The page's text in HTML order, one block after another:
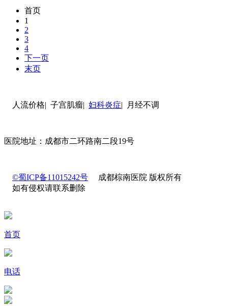
首页
1
2
3
4
下一页
末页
人流价格| 子宫肌瘤| 妇科炎症| 月经不调
医院地址：成都市二环路南二段19号
©蜀ICP备11015242号 成都棕南医院 版权所有
如有侵权请联系删除
首页
电话